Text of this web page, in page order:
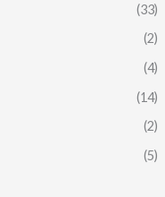
(33)
(2)
(4)
(14)
(2)
(5)